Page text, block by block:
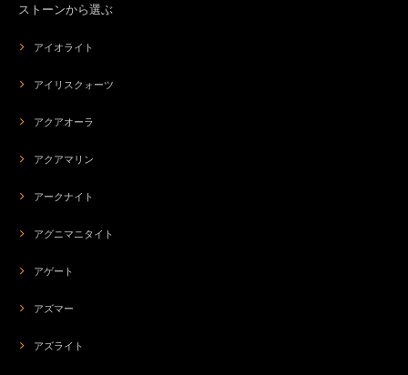
ストーンから選ぶ
アイオライト
アイリスクォーツ
アクアオーラ
アクアマリン
アークナイト
アグニマニタイト
アゲート
アズマー
アズライト